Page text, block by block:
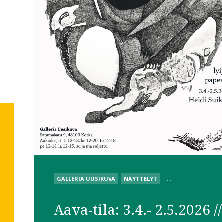
POSTED
IN
GALLERIA UUSIKUVA NÄYTTELYT
Aava-tila: 3.4.- 2.5.2026 //